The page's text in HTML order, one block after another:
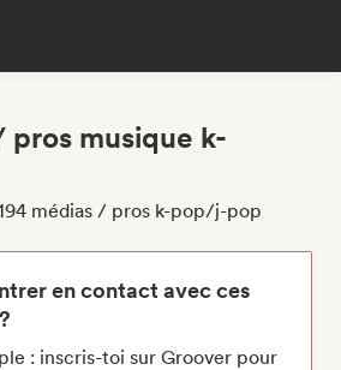
pros musique k-
médias / pros k-pop/j-pop
en contact avec ces
: inscris-toi sur Groover pour